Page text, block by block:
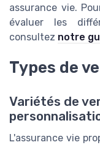
assurance vie.
évaluer les
consultez notre
Types de
Variétés de
L'assurance vie